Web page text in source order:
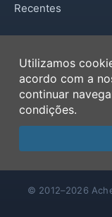
Recentes
Termos de Uso
Política de
Ferramentas
Contato
© 2012–2026
Utilizamos
acordo com a
continuar
condições.